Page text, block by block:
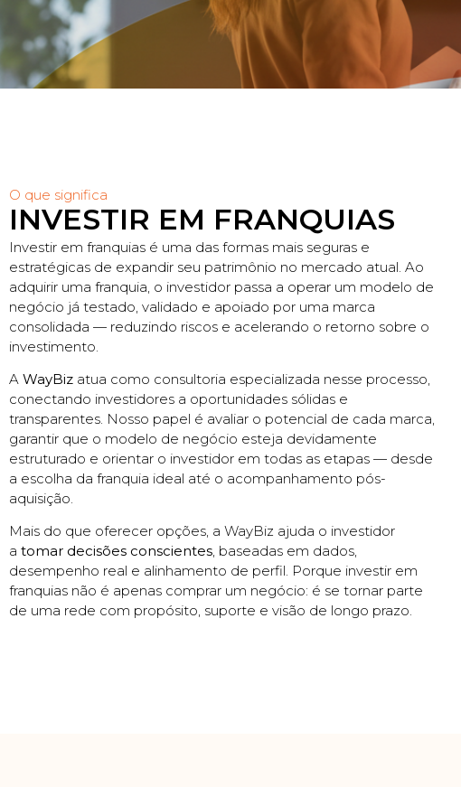
O que significa
INVESTIR EM FRANQUIAS
Investir em franquias é uma das formas mais seguras e
estratégicas de expandir seu patrimônio no mercado atual. Ao
adquirir uma franquia, o investidor passa a operar um modelo de
negócio já testado, validado e apoiado por uma marca
consolidada — reduzindo riscos e acelerando o retorno sobre o
investimento.
A WayBiz atua como consultoria especializada nesse processo,
conectando investidores a oportunidades sólidas e
transparentes. Nosso papel é avaliar o potencial de cada marca,
garantir que o modelo de negócio esteja devidamente
estruturado e orientar o investidor em todas as etapas — desde
a escolha da franquia ideal até o acompanhamento pós-
aquisição.
Mais do que oferecer opções, a WayBiz ajuda o investidor
a tomar decisões conscientes, baseadas em dados,
desempenho real e alinhamento de perfil. Porque investir em
franquias não é apenas comprar um negócio: é se tornar parte
de uma rede com propósito, suporte e visão de longo prazo.